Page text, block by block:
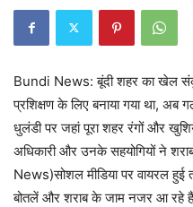
Bundi News: बूंदी शहर का खेल
प्रशिक्षण के लिए बनाया गया था, अब
धुलंडी पर जहां पूरा शहर रंगों और
अधिकारी और उनके सहयोगियों ने
News)सोशल मीडिया पर वायरल
बोतलें और शराब के जाम नजर आ रहे